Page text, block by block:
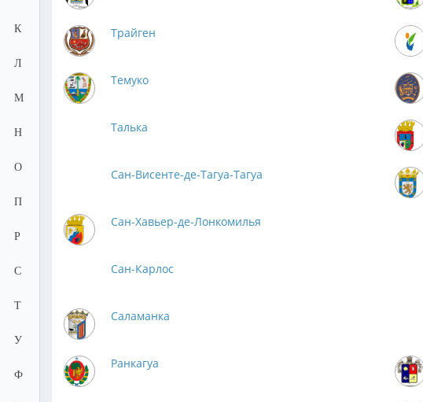
К
Л
М
Н
О
П
Р
С
Т
У
Ф
Трайген
Темуко
Талька
Сан-Висенте-де-Тагуа-Тагуа
Сан-Хавьер-де-Лонкомилья
Сан-Карлос
Саламанка
Ранкагуа